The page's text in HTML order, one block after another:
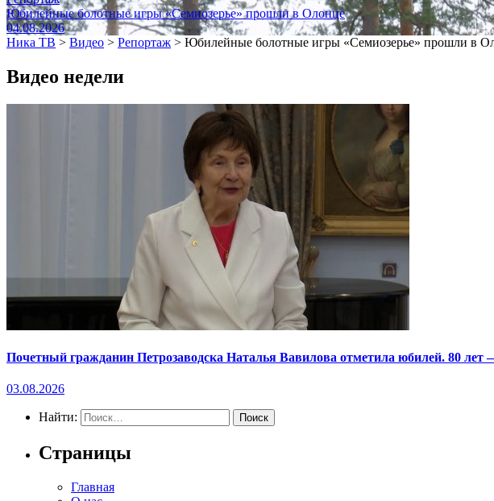
Юбилейные болотные игры «Семиозерье» прошли в Олонце
04.08.2026
Ника ТВ > Видео > Репортаж > Юбилейные болотные игры «Семиозерье» прошли в
Видео недели
Почетный гражданин Петрозаводска Наталья Вавилова отметила юбилей. 80 лет
03.08.2026
Найти:
Страницы
Главная